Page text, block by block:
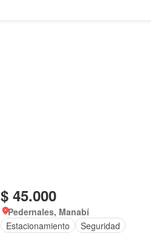
$ 45.000
Pedernales, Manabí
Estacionamiento
Seguridad